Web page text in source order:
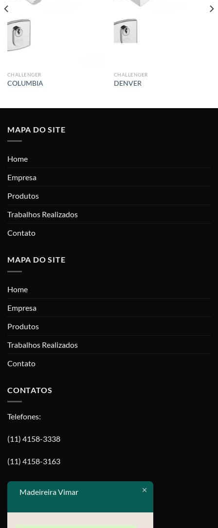
CHALLENGER
COLUMBIA
CHALLENGER
DENVER
MAPA DO SITE
Home
Empresa
Produtos
Trabalhos Realizados
Contato
MAPA DO SITE
Home
Empresa
Produtos
Trabalhos Realizados
Contato
CONTATOS
Telefones:
(11) 4158-3338
(11) 4158-3163
contato@madeireiravimar.com.br
Madeireira Vimar